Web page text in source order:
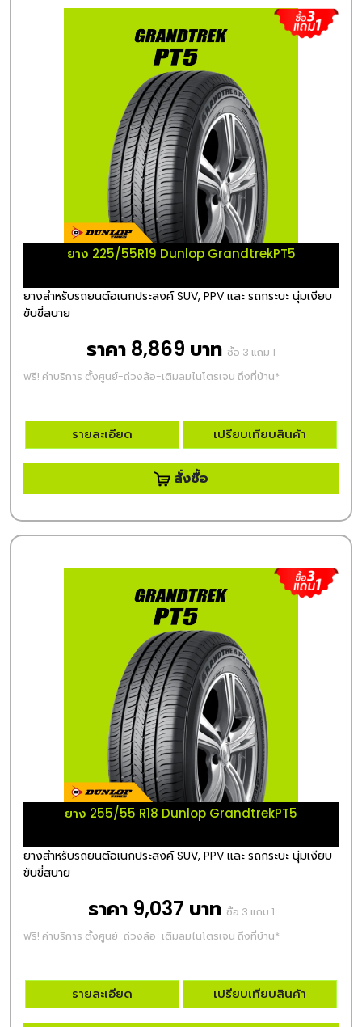
ยาง 225/55R19 Dunlop GrandtrekPT5
ยางสำหรับรถยนต์อเนกประสงค์ SUV, PPV และ รถกระบะ นุ่มเงียบ
ขับขี่สบาย
ราคา 8,869 บาท ซื้อ 3 แถม 1
ฟรี! ค่าบริการ ตั้งศูนย์-ถ่วงล้อ-เติมลมไนโตรเจน ถึงที่บ้าน*
รายละเอียด เปรียบเทียบสินค้า
สั่งซื้อ
ยาง 255/55 R18 Dunlop GrandtrekPT5
ยางสำหรับรถยนต์อเนกประสงค์ SUV, PPV และ รถกระบะ นุ่มเงียบ
ขับขี่สบาย
ราคา 9,037 บาท ซื้อ 3 แถม 1
ฟรี! ค่าบริการ ตั้งศูนย์-ถ่วงล้อ-เติมลมไนโตรเจน ถึงที่บ้าน*
รายละเอียด เปรียบเทียบสินค้า